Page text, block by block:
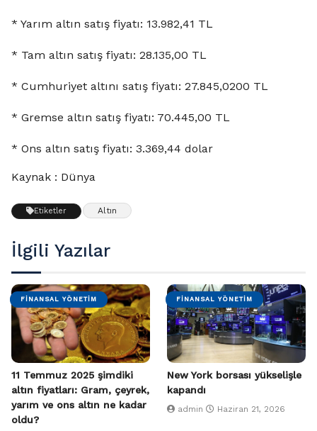
* Yarım altın satış fiyatı: 13.982,41 TL
* Tam altın satış fiyatı: 28.135,00 TL
* Cumhuriyet altını satış fiyatı: 27.845,0200 TL
* Gremse altın satış fiyatı: 70.445,00 TL
* Ons altın satış fiyatı: 3.369,44 dolar
Kaynak : Dünya
Etiketler Altın
İlgili Yazılar
FINANSAL YÖNETIM
11 Temmuz 2025 şimdiki
altın fiyatları: Gram, çeyrek,
yarım ve ons altın ne kadar
oldu?
FINANSAL YÖNETIM
New York borsası yükselişle
kapandı
admin Haziran 21, 2026